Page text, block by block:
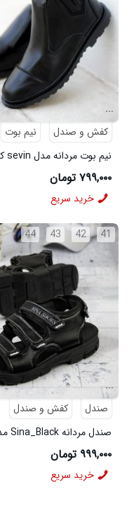
...
کفش و صندل
نیم بوت
نیم بوت مردانه مدل sevin کد 6427
۷۹۹,۰۰۰ تومان
خرید سریع
41
42
43
44
...
صندل
کفش و صندل
صندل مردانه Sina_Black مدل 3973
۹۹۹,۰۰۰ تومان
خرید سریع